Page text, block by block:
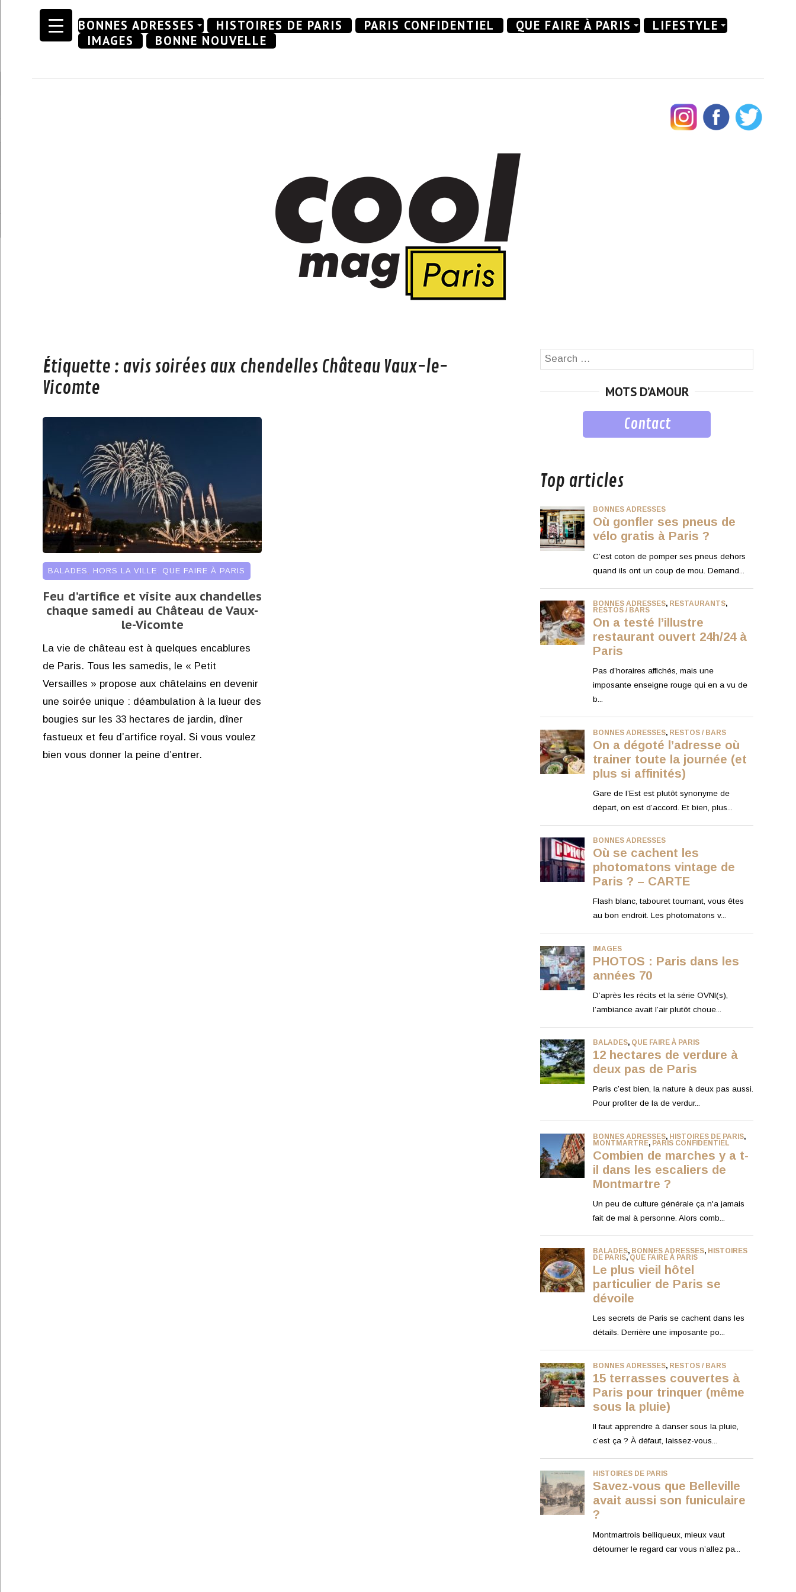
Skip
BONNES ADRESSES HISTOIRES DE PARIS PARIS CONFIDENTIEL QUE FAIRE À PARIS
LIFESTYLE
IMAGES
BONNE NOUVELLE
Étiquette : avis soirées aux chendelles Château Vaux-le-
Vicomte
BALADES HORS LA VILLE QUE FAIRE À PARIS
Feu d’artifice et visite aux chandelles
chaque samedi au Château de Vaux-
le-Vicomte
La vie de château est à quelques encablures
de Paris. Tous les samedis, le « Petit
Versailles » propose aux châtelains en devenir
une soirée unique : déambulation à la lueur des
bougies sur les 33 hectares de jardin, dîner
fastueux et feu d’artifice royal. Si vous voulez
bien vous donner la peine d’entrer.
Search
MOTS D’AMOUR
Contact
Top articles